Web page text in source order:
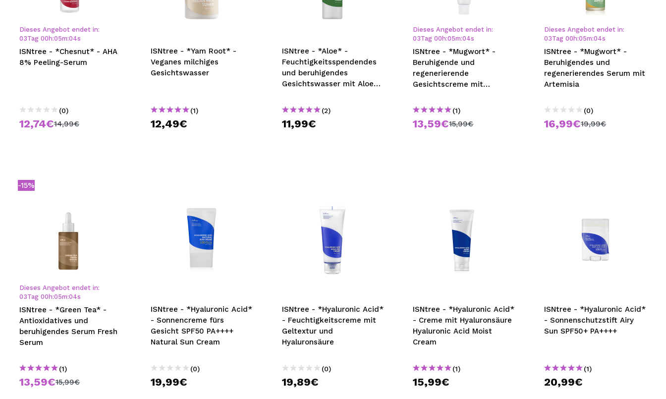
MAQUIFARMA
KOREA ZONE
TRAVEL SIZE
NATURE
SPECIALS
OUTLET
BLOG
bisherigen Vorgänge einsehen.
BENUTZERKONTO ERSTELLEN
Dieses Angebot endet in:
03Tag 00 h:05m:03s
ISNtree - *Chesnut* - AHA
8% Peeling-Serum
(0)
12,74€14,99€
ISNtree - *Yam Root* -
Veganes milchiges
Gesichtswasser
(1)
12,49€
ISNtree - *Aloe* -
Feuchtigkeitsspendendes
und beruhigendes
Gesichtswasser mit Aloe
(2)
11,99€
Dieses Angebot endet in:
03Tag 00 h:05m:03s
ISNtree - *Mugwort* -
Beruhigende und
regenerierende
Gesichtscreme mit
(1)
13,59€15,99€
Dieses Angebot endet in:
03Tag 00 h:05m:03s
ISNtree - *Mugwort* -
Beruhigendes und
regenerierendes Serum mit
Artemisia
(0)
16,99€19,99€
-15%
Dieses Angebot endet in:
03Tag 00 h:05m:03s
ISNtree - *Green Tea* -
Antioxidatives und
beruhigendes Serum Fresh
Serum
(1)
13,59€15,99€
ISNtree - *Hyaluronic Acid*
- Sonnencreme fürs
Gesicht SPF50 PA++++
Natural Sun Cream
(0)
19,99€
ISNtree - *Hyaluronic Acid*
- Feuchtigkeitscreme mit
Geltextur und
Hyaluronsäure
(0)
19,89€
ISNtree - *Hyaluronic Acid*
- Creme mit Hyaluronsäure
Hyaluronic Acid Moist
Cream
(1)
15,99€
ISNtree - *Hyaluronic Acid*
- Sonnenschutzstift Airy
Sun SPF50+ PA++++
(1)
20,99€